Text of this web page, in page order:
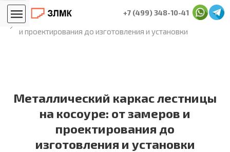
+7 (499) 348-10-41
Главная
Блог лестничников
Металлический каркас лестницы на косоуре: от замеров
и проектирования до изготовления и установки
Металлический каркас лестницы
на косоуре: от замеров и
проектирования до
изготовления и установки